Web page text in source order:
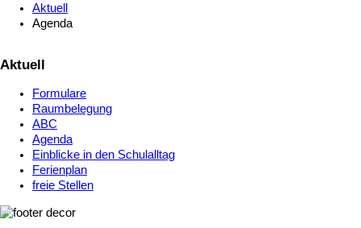
Aktuell
Agenda
Aktuell
Formulare
Raumbelegung
ABC
Agenda
Einblicke in den Schulalltag
Ferienplan
freie Stellen